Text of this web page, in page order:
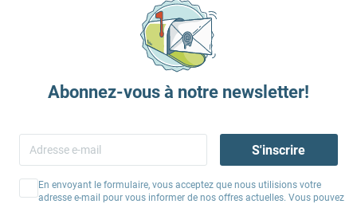
Abonnez-vous à notre newsletter!
S'inscrire
En envoyant le formulaire, vous acceptez que nous utilisions votre
adresse e-mail pour vous informer de nos offres actuelles. Vous pouvez